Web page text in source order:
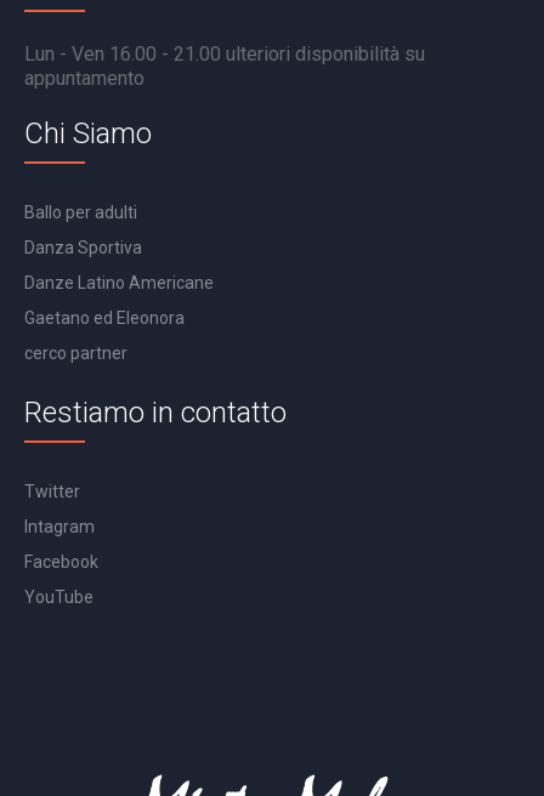
Lun - Ven 16.00 - 21.00 ulteriori disponibilità su
appuntamento
Chi Siamo
Ballo per adulti
Danza Sportiva
Danze Latino Americane
Gaetano ed Eleonora
cerco partner
Restiamo in contatto
Twitter
Intagram
Facebook
YouTube